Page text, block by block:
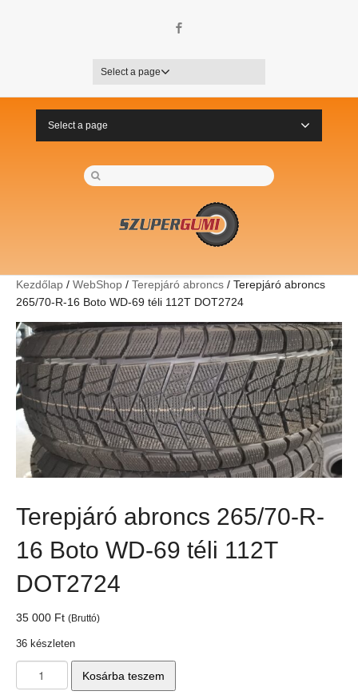
Select a page
Select a page
Kezdőlap / WebShop / Terepjáró abroncs / Terepjáró abroncs
265/70-R-16 Boto WD-69 téli 112T DOT2724
Terepjáró abroncs 265/70-R-
16 Boto WD-69 téli 112T
DOT2724
35 000 Ft (Bruttó)
36 készleten
abroncs
Kosárba teszem